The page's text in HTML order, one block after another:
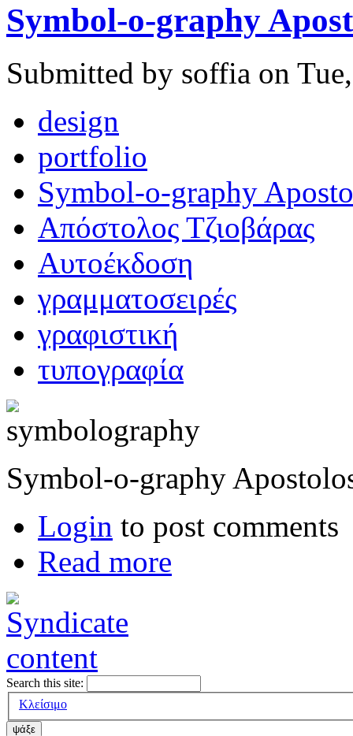
Symbol-o-graphy
Submitted by soffia on
design
portfolio
Symbol-o-graphy
Απόστολος Τζιοβάρας
Αυτοέκδοση
γραμματοσειρές
γραφιστική
τυπογραφία
Symbol-o-graphy
Login to post comments
Read more
Search this site:
Κλείσιμο